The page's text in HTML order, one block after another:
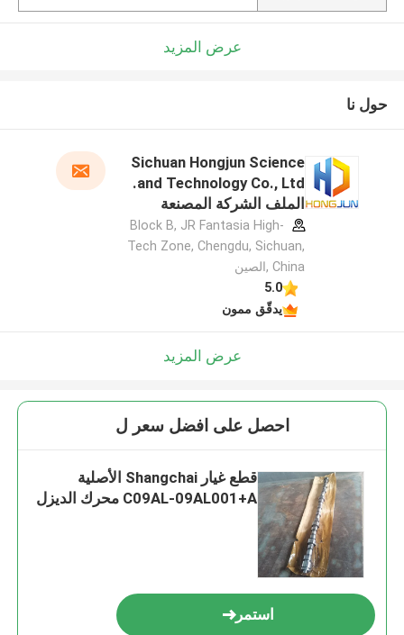
عرض المزيد
حول نا
Sichuan Hongjun Science
and Technology Co., Ltd.
الملف الشركة المصنعة
Block B, JR Fantasia High-
Tech Zone, Chengdu, Sichuan,
China ,الصين
5.0
يدقّق ممون
عرض المزيد
احصل على افضل سعر ل
قطع غيار Shangchai الأصلية
C09AL-09AL001+A محرك الديزل
استمر